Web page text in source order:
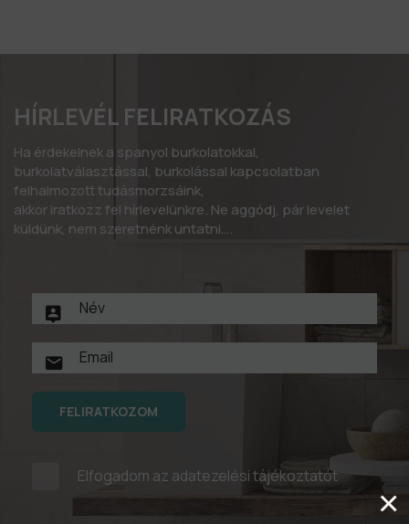
HÍRLEVÉL FELIRATKOZÁS
Ha érdekelnek a spanyol burkolatokkal,
burkolatválasztással, burkolással kapcsolatban
felhalmozott tudásmorzsáink,
akkor iratkozz fel hírlevelünkre. Ne aggódj, pár levelet
küldünk, nem szeretnénk untatni….
FELIRATKOZOM
Elfogadom az adatezelési tájékoztatót
×